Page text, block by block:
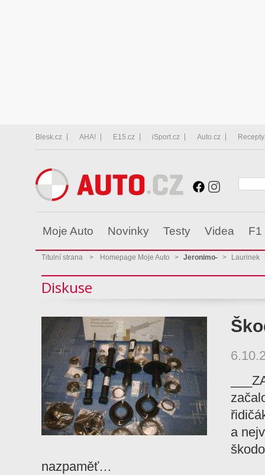
Blesk.cz AHA! E15.cz iSport.cz Auto.cz
Moje Auto Novinky Testy Videa F1
Titulní strana > Homepage Moje Auto > Jeronimo- > Laurinek
Diskuse
a
nazpaměť…